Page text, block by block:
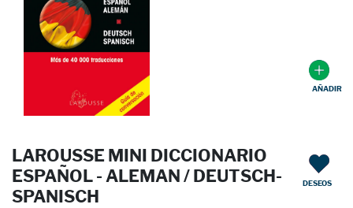
LAROUSSE MINI DICCIONARIO
ESPAÑOL - ALEMAN / DEUTSCH-
SPANISCH
AÑADIR
DESEOS